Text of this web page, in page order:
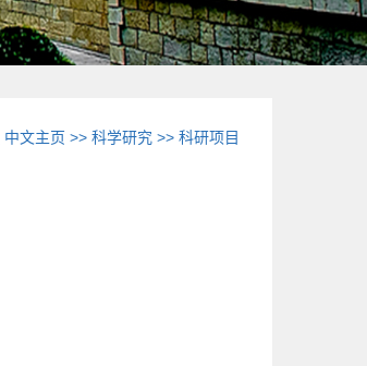
中文主页 >>科学研究 >>科研项目